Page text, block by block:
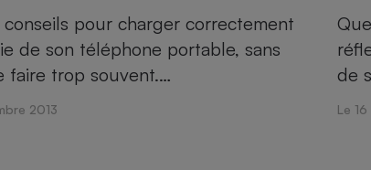
conseils pour charger correctement
de son téléphone portable, sans
faire trop souvent.…
2013
de
Le